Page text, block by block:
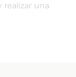
realizar una